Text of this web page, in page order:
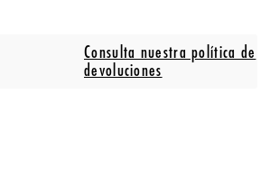
Consulta nuestra política de
devoluciones